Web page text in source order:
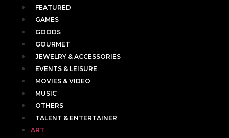
FEATURED
GAMES
GOODS
GOURMET
JEWELRY & ACCESSORIES
EVENTS & LEISURE
MOVIES & VIDEO
MUSIC
OTHERS
TALENT & ENTERTAINER
ART